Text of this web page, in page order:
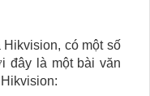
có một số
đây là một bài văn